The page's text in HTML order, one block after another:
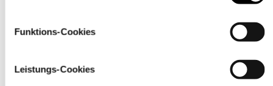
Funktions-Cookies
Leistungs-Cookies